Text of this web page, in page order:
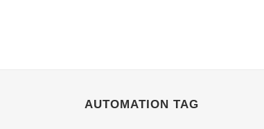
AUTOMATION TAG